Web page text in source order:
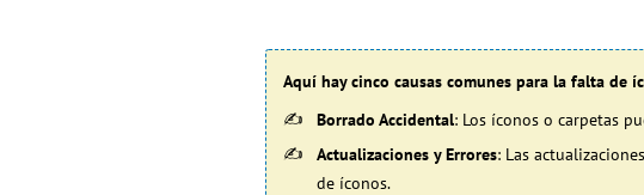
Aquí hay cinco causas comunes para la falta de
Borrado Accidental: Los íconos o carpetas
Actualizaciones y Errores: Las
de íconos.